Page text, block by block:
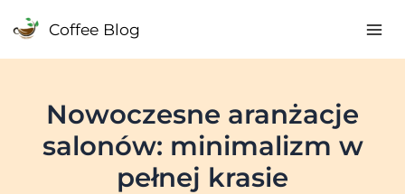
Coffee Blog
Nowoczesne aranżacje
salonów: minimalizm w
pełnej krasie